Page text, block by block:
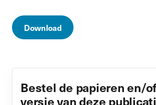
Download
Bestel de papieren en/
versie van deze